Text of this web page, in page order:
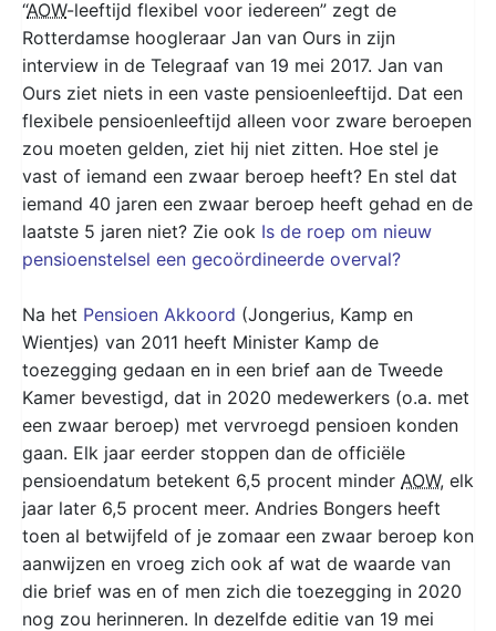
“AOW-leeftijd flexibel voor iedereen” zegt de
Rotterdamse hoogleraar Jan van Ours in zijn
interview in de Telegraaf van 19 mei 2017. Jan van
Ours ziet niets in een vaste pensioenleeftijd. Dat een
flexibele pensioenleeftijd alleen voor zware beroepen
zou moeten gelden, ziet hij niet zitten. Hoe stel je
vast of iemand een zwaar beroep heeft? En stel dat
iemand 40 jaren een zwaar beroep heeft gehad en de
laatste 5 jaren niet? Zie ook Is de roep om nieuw
pensioenstelsel een gecoördineerde overval?
Na het Pensioen Akkoord (Jongerius, Kamp en
Wientjes) van 2011 heeft Minister Kamp de
toezegging gedaan en in een brief aan de Tweede
Kamer bevestigd, dat in 2020 medewerkers (o.a. met
een zwaar beroep) met vervroegd pensioen konden
gaan. Elk jaar eerder stoppen dan de officiële
pensioendatum betekent 6,5 procent minder AOW, elk
jaar later 6,5 procent meer. Andries Bongers heeft
toen al betwijfeld of je zomaar een zwaar beroep kon
aanwijzen en vroeg zich ook af wat de waarde van
die brief was en of men zich die toezegging in 2020
nog zou herinneren. In dezelfde editie van 19 mei